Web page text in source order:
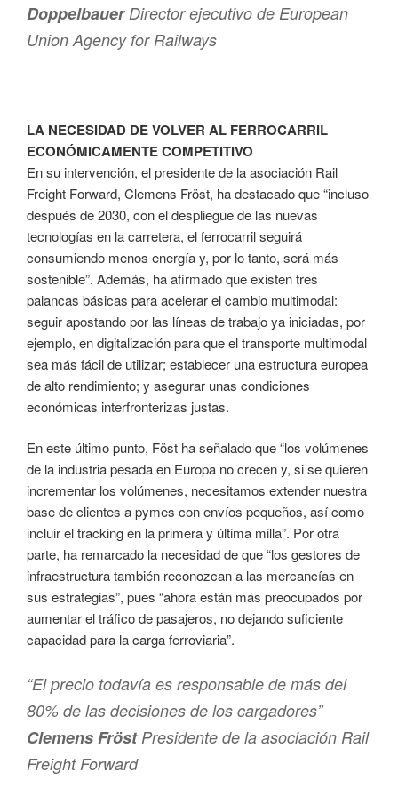
DoppelbauerDirector ejecutivo de European
Union Agency for Railways
LA NECESIDAD DE VOLVER AL FERROCARRIL
ECONÓMICAMENTE COMPETITIVO
En su intervención, el presidente de la asociación Rail
Freight Forward, Clemens Fröst, ha destacado que “incluso
después de 2030, con el despliegue de las nuevas
tecnologías en la carretera, el ferrocarril seguirá
consumiendo menos energía y, por lo tanto, será más
sostenible”. Además, ha afirmado que existen tres
palancas básicas para acelerar el cambio multimodal:
seguir apostando por las líneas de trabajo ya iniciadas, por
ejemplo, en digitalización para que el transporte multimodal
sea más fácil de utilizar; establecer una estructura europea
de alto rendimiento; y asegurar unas condiciones
económicas interfronterizas justas.
En este último punto, Föst ha señalado que “los volúmenes
de la industria pesada en Europa no crecen y, si se quieren
incrementar los volúmenes, necesitamos extender nuestra
base de clientes a pymes con envíos pequeños, así como
incluir el tracking en la primera y última milla”. Por otra
parte, ha remarcado la necesidad de que “los gestores de
infraestructura también reconozcan a las mercancías en
sus estrategias”, pues “ahora están más preocupados por
aumentar el tráfico de pasajeros, no dejando suficiente
capacidad para la carga ferroviaria”.
“El precio todavía es responsable de más del
80% de las decisiones de los cargadores”
Clemens FröstPresidente de la asociación Rail
Freight Forward